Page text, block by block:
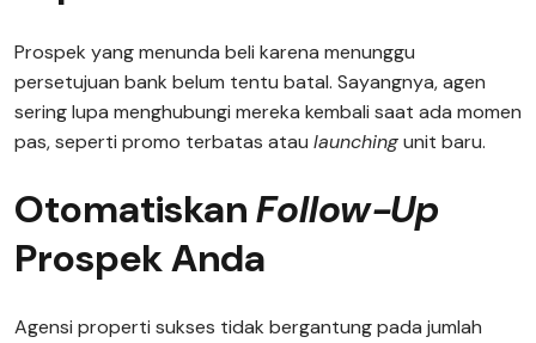
Prospek yang menunda beli karena menunggu
persetujuan bank belum tentu batal. Sayangnya, agen
sering lupa menghubungi mereka kembali saat ada momen
pas, seperti promo terbatas atau launchingunit baru.
OtomatiskanFollow-Up
Prospek Anda
Agensi properti sukses tidak bergantung pada jumlah